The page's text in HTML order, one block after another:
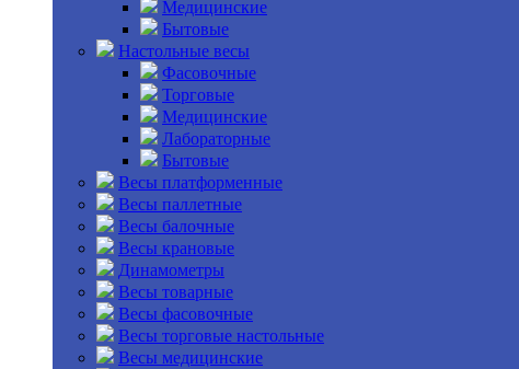
Медицинские
Бытовые
Настольные весы
Фасовочные
Торговые
Медицинские
Лабораторные
Бытовые
Весы платформенные
Весы паллетные
Весы балочные
Весы крановые
Динамометры
Весы товарные
Весы фасовочные
Весы торговые настольные
Весы медицинские